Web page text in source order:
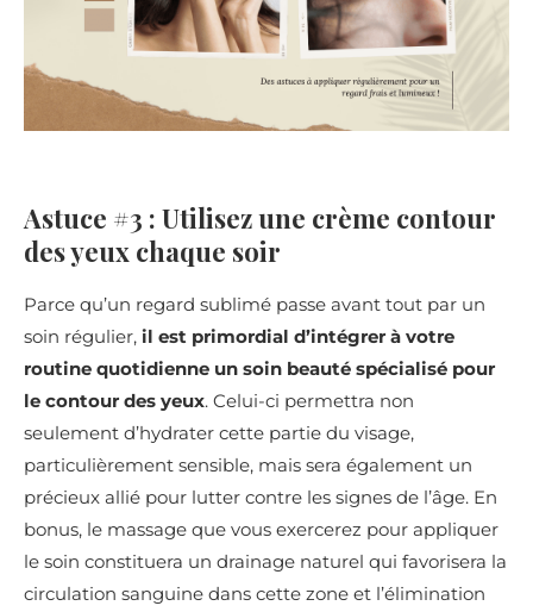
Astuce #3 : Utilisez une crème contour
des yeux chaque soir
Parce qu’un regard sublimé passe avant tout par un
soin régulier, il est primordial d’intégrer à votre
routine quotidienne un soin beauté spécialisé pour
le contour des yeux. Celui-ci permettra non
seulement d’hydrater cette partie du visage,
particulièrement sensible, mais sera également un
précieux allié pour lutter contre les signes de l’âge. En
bonus, le massage que vous exercerez pour appliquer
le soin constituera un drainage naturel qui favorisera la
circulation sanguine dans cette zone et l’élimination